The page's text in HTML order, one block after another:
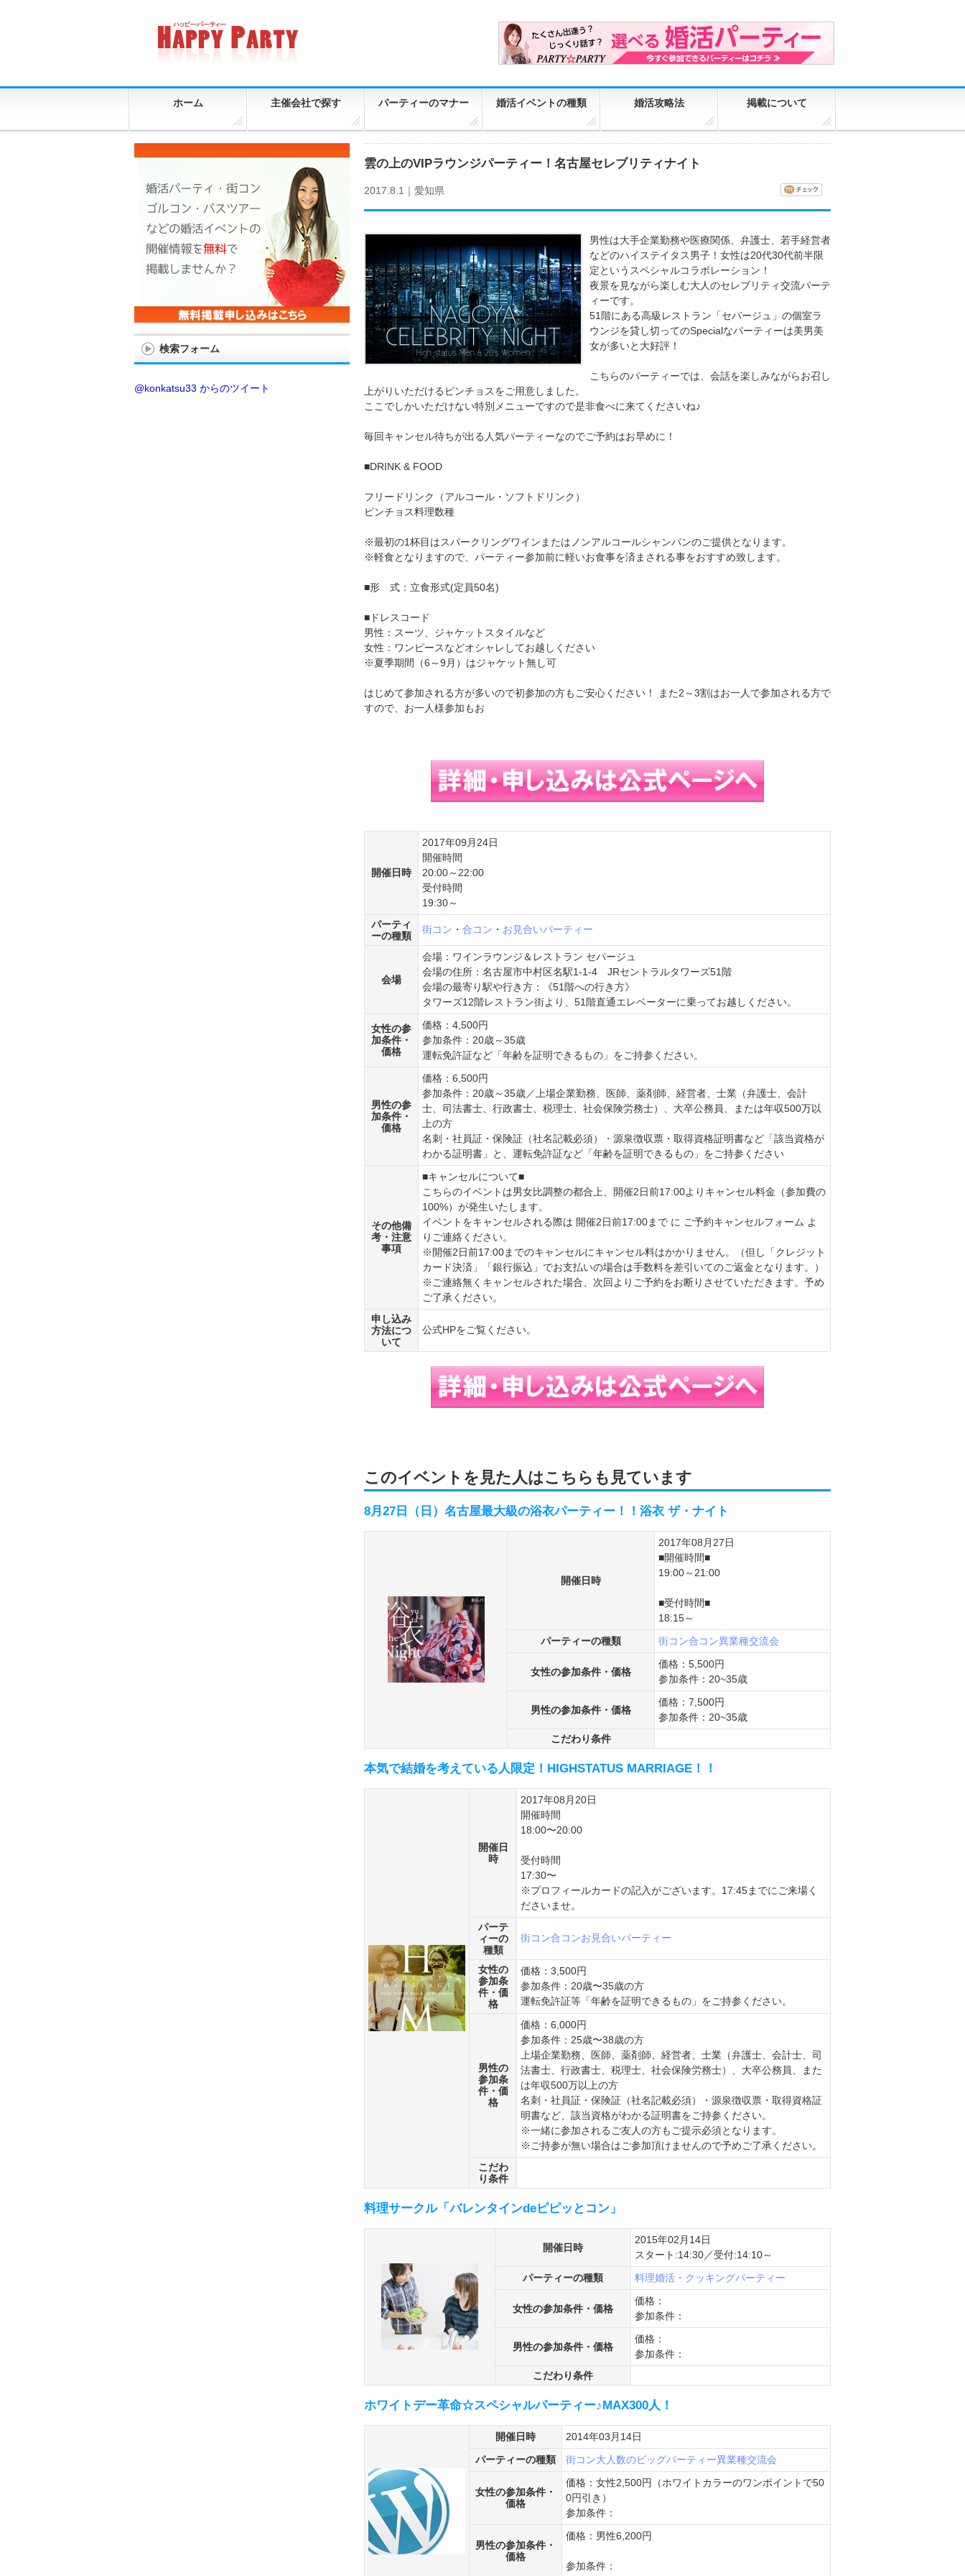
ホーム 主催会社で探す パーティーのマナー 婚活イベントの種類 婚活攻略法 掲載について
雲の上のVIPラウンジパーティー！名古屋セレブリティナイト
2017.8.1｜ 愛知県
男性は大手企業勤務や医療関係、弁護士、若手経営者
などのハイステイタス男子！女性は20代30代前半限
定というスペシャルコラボレーション！
夜景を見ながら楽しむ大人のセレブリティ交流パーテ
ィーです。
51階にある高級レストラン「セパージュ」の個室ラ
ウンジを貸し切ってのSpecialなパーティーは美男美
女が多いと大好評！
こちらのパーティーでは、会話を楽しみながらお召し
上がりいただけるピンチョスをご用意しました。
ここでしかいただけない特別メニューですので是非食べに来てくださいね♪
毎回キャンセル待ちが出る人気パーティーなのでご予約はお早めに！
■DRINK & FOOD
フリードリンク（アルコール・ソフトドリンク）
ピンチョス料理数種
※最初の1杯目はスパークリングワインまたはノンアルコールシャンパンのご提供となります。
※軽食となりますので、パーティー参加前に軽いお食事を済まされる事をおすすめ致します。
■形 式：立食形式(定員50名)
■ドレスコード
男性：スーツ、ジャケットスタイルなど
女性：ワンピースなどオシャレしてお越しください
※夏季期間（6～9月）はジャケット無し可
はじめて参加される方が多いので初参加の方もご安心ください！ また2～3割はお一人で参加される方で
すので、お一人様参加もお
開催日時
2017年09月24日
開催時間
20:00～22:00
受付時間
19:30～
パーティ
ーの種類
街コン ・ 合コン ・ お見合いパーティー
会場
会場：ワインラウンジ＆レストラン セパージュ
会場の住所：名古屋市中村区名駅1-1-4 JRセントラルタワーズ51階
会場の最寄り駅や行き方：《51階への行き方》
タワーズ12階レストラン街より、51階直通エレベーターに乗ってお越しください。
女性の参
加条件・
価格
価格：4,500円
参加条件：20歳～35歳
運転免許証など「年齢を証明できるもの」をご持参ください。
男性の参
加条件・
価格
価格：6,500円
参加条件：20歳～35歳／上場企業勤務、医師、薬剤師、経営者、士業（弁護士、会計
士、司法書士、行政書士、税理士、社会保険労務士）、大卒公務員、または年収500万以
上の方
名刺・社員証・保険証（社名記載必須）・源泉徴収票・取得資格証明書など「該当資格が
わかる証明書」と、運転免許証など「年齢を証明できるもの」をご持参ください
その他備
考・注意
事項
■キャンセルについて■
こちらのイベントは男女比調整の都合上、開催2日前17:00よりキャンセル料金（参加費の
100%）が発生いたします。
イベントをキャンセルされる際は 開催2日前17:00まで に ご予約キャンセルフォーム よ
りご連絡ください。
※開催2日前17:00までのキャンセルにキャンセル料はかかりません。（但し「クレジット
カード決済」「銀行振込」でお支払いの場合は手数料を差引いてのご返金となります。）
※ご連絡無くキャンセルされた場合、次回よりご予約をお断りさせていただきます。予め
ご了承ください。
申し込み
方法につ
いて
公式HPをご覧ください。
このイベントを見た人はこちらも見ています
8月27日（日）名古屋最大級の浴衣パーティー！！浴衣 ザ・ナイト
開催日時
2017年08月27日
■開催時間■
19:00～21:00
■受付時間■
18:15～
パーティーの種類
街コン合コン異業種交流会
女性の参加条件・価格
価格：5,500円
参加条件：20~35歳
男性の参加条件・価格
価格：7,500円
参加条件：20~35歳
こだわり条件
本気で結婚を考えている人限定！HIGHSTATUS MARRIAGE！！
開催日
時
2017年08月20日
開催時間
18:00〜20:00
受付時間
17:30〜
※プロフィールカードの記入がございます。17:45までにご来場く
ださいませ。
パーテ
ィーの
種類
街コン合コンお見合いパーティー
女性の
参加条
件・価
格
価格：3,500円
参加条件：20歳〜35歳の方
運転免許証等「年齢を証明できるもの」をご持参ください。
男性の
参加条
件・価
格
価格：6,000円
参加条件：25歳〜38歳の方
上場企業勤務、医師、薬剤師、経営者、士業（弁護士、会計士、司
法書士、行政書士、税理士、社会保険労務士）、大卒公務員、また
は年収500万以上の方
名刺・社員証・保険証（社名記載必須）・源泉徴収票・取得資格証
明書など、該当資格がわかる証明書をご持参ください。
※一緒に参加されるご友人の方もご提示必須となります。
※ご持参が無い場合はご参加頂けませんので予めご了承ください。
こだわ
り条件
料理サークル「バレンタインdeピピッとコン」
開催日時
2015年02月14日
スタート:14:30／受付:14:10～
パーティーの種類
料理婚活・クッキングパーティー
女性の参加条件・価格
価格：
参加条件：
男性の参加条件・価格
価格：
参加条件：
こだわり条件
ホワイトデー革命☆スペシャルパーティー♪MAX300人！
開催日時
2014年03月14日
パーティーの種類
街コン大人数のビッグパーティー異業種交流会
女性の参加条件・
価格
価格：女性2,500円（ホワイトカラーのワンポイントで50
0円引き）
参加条件：
男性の参加条件・
価格
価格：男性6,200円
参加条件：
検索フォーム
@konkatsu33 からのツイート